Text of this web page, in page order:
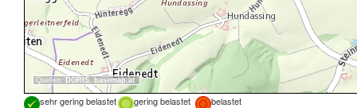
Quellen: DORIS, basemap.at
sehr gering belastet gering belastet
belastet